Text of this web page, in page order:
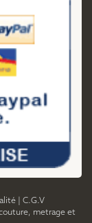
| C.G.V
metrage et